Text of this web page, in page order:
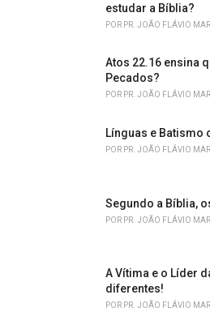
estudar a Bíblia?
POR PR. JOÃO FLÁVIO
Atos 22.16 ensina
Pecados?
POR PR. JOÃO FLÁVIO
Línguas e Batismo
POR PR. JOÃO FLÁVIO
Segundo a Bíblia,
POR PR. JOÃO FLÁVIO
A Vítima e o Líder
diferentes!
POR PR. JOÃO FLÁVIO